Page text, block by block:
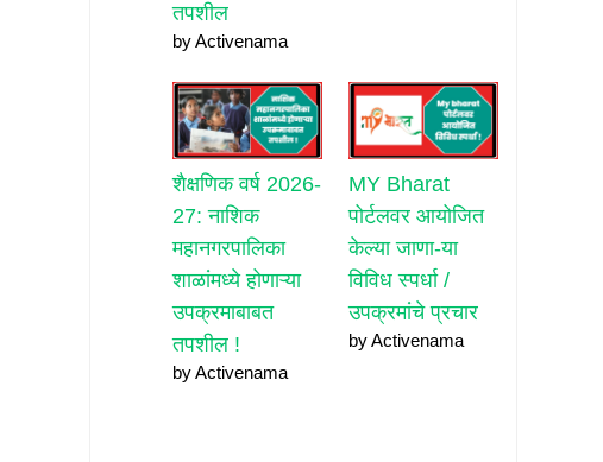
तपशील
by Activenama
शैक्षणिक वर्ष 2026-
27: नाशिक
महानगरपालिका
शाळांमध्ये होणाऱ्या
उपक्रमाबाबत
तपशील !
by Activenama
MY Bharat
पोर्टलवर आयोजित
केल्या जाणा-या
विविध स्पर्धा /
उपक्रमांचे प्रचार
by Activenama